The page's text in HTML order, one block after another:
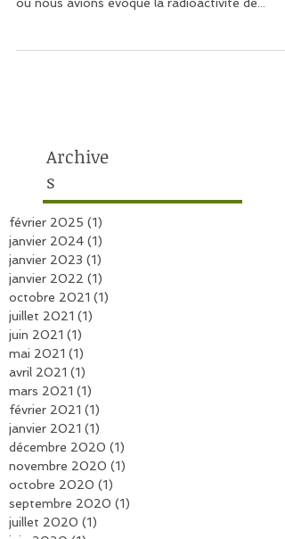
Archive
s
février 2025 (1)
janvier 2024 (1)
janvier 2023 (1)1 post
janvier 2022 (1)
octobre 2021
juillet 2021 (1)
juin 2021 (1)1 post
mai 2021 (1)1 post
avril 2021 (1)1 post
mars 2021 (1)1 post
février 2021 (1)1 post
janvier 2021 (1)1 post
décembre 2020 (1)
novembre 2020 (1)1 post
octobre 2020